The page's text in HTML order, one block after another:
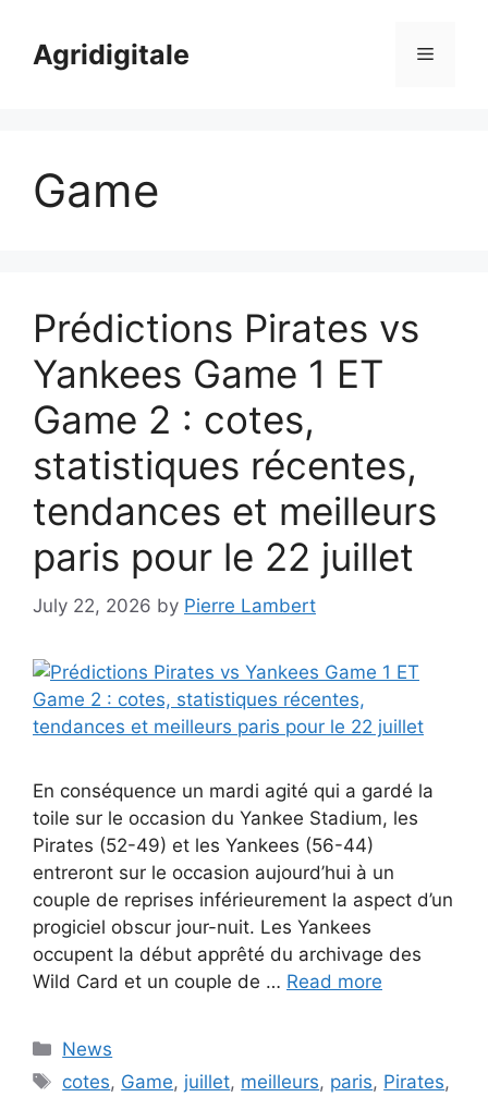
contentAgridigitale Menu
Game
Prédictions Pirates vs
Yankees Game 1 ET
Game 2 : cotes,
statistiques récentes,
tendances et meilleurs
paris pour le 22 juillet
July 22, 2026 by Pierre Lambert
En conséquence un mardi agité qui a gardé la
toile sur le occasion du Yankee Stadium, les
Pirates (52-49) et les Yankees (56-44)
entreront sur le occasion aujourd’hui à un
couple de reprises inférieurement la aspect d’un
progiciel obscur jour-nuit. Les Yankees
occupent la début apprêté du archivage des
Wild Card et un couple de … Read more
Categories
News
Tags
cotes, Game, juillet, meilleurs, paris, Pirates,